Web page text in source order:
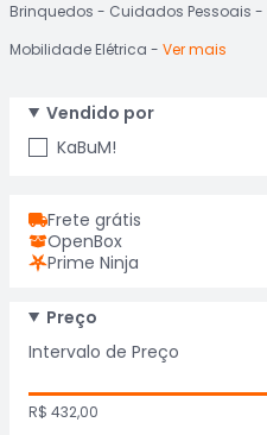
Brinquedos
Cuidados Pessoais
Mobilidade Elétrica
Ver mais
Vendido por
KaBuM!
Frete grátis
OpenBox
Prime Ninja
Preço
Intervalo de Preço
R$ 432,00